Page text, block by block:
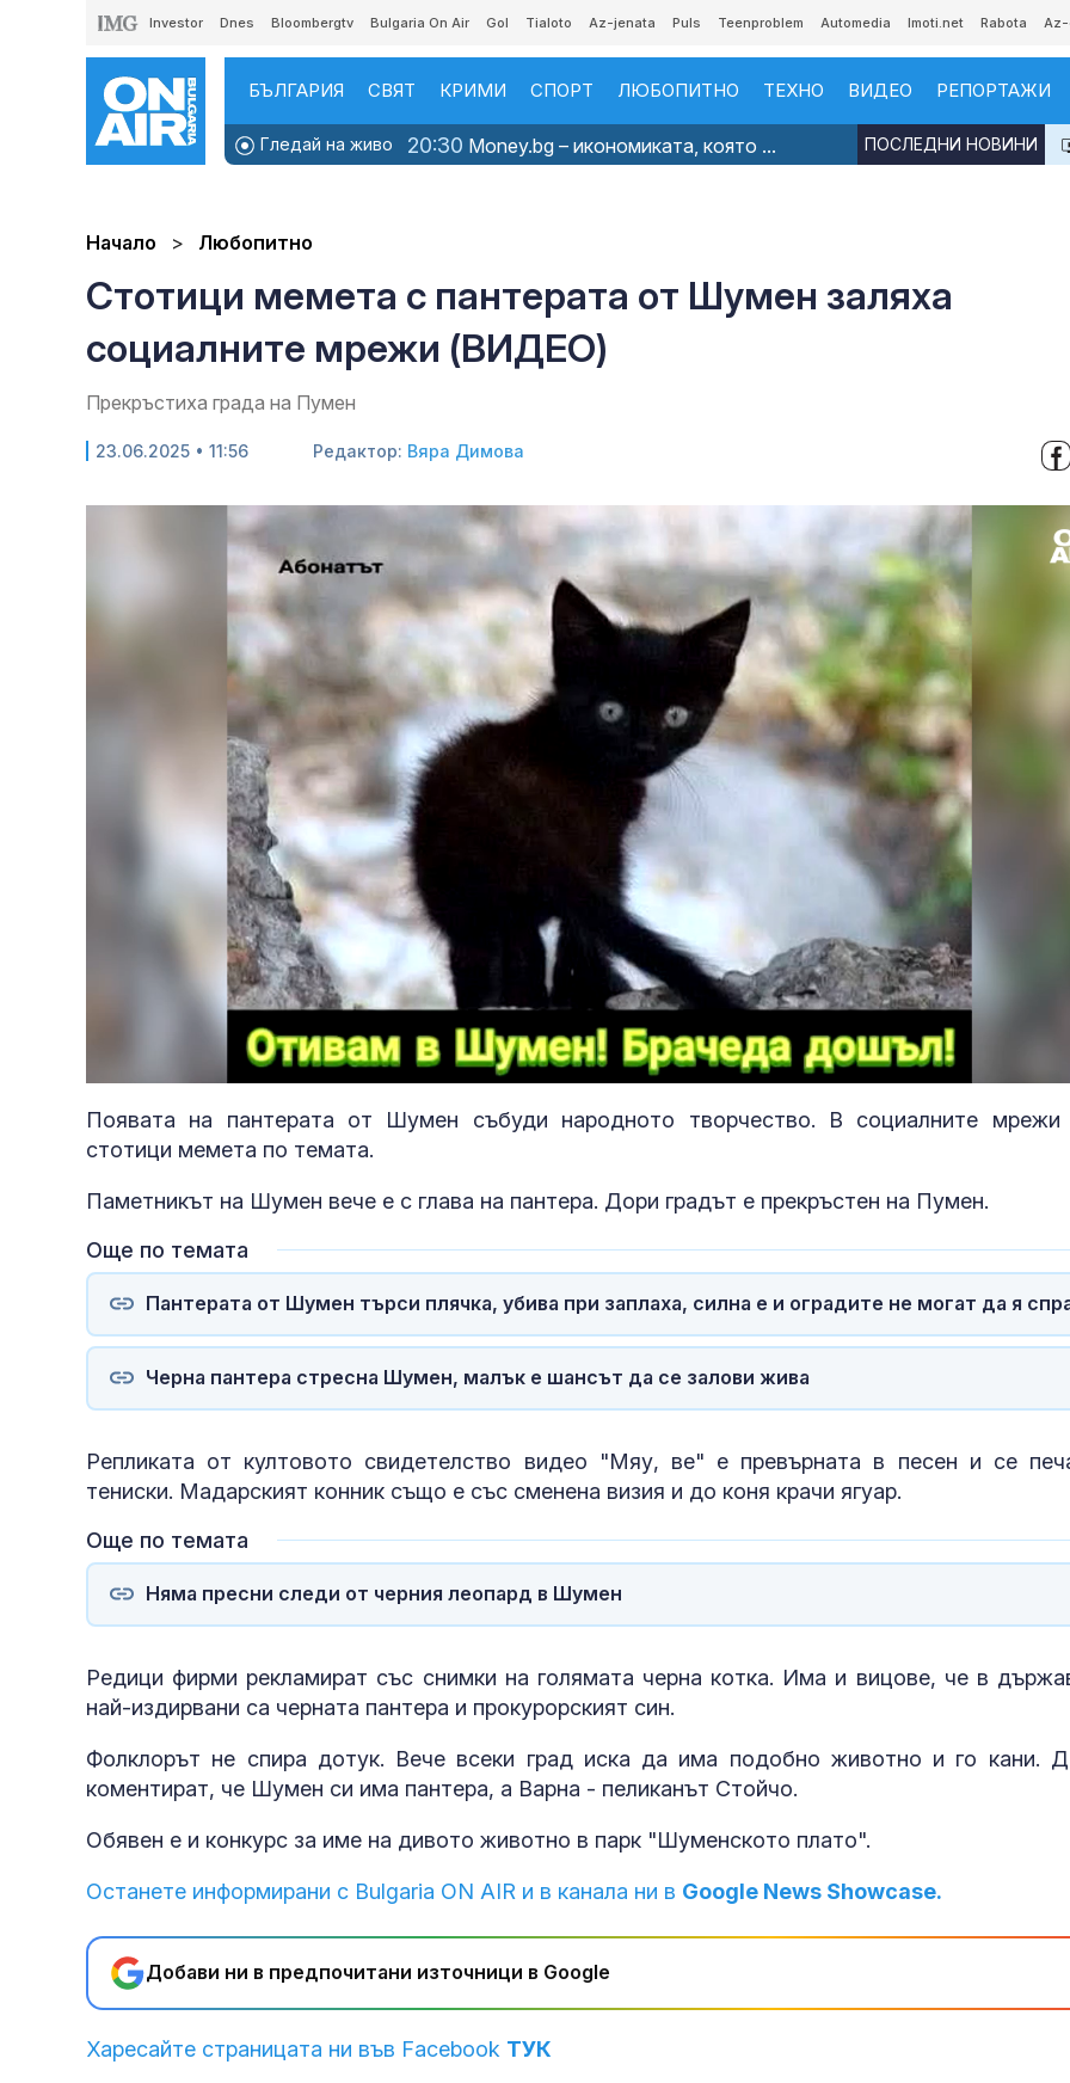
Investor Dnes Bloombergtv Bulgaria On Air Gol Tialoto Az-jenata Puls Teenproblem Automedia Imoti.net Rabota
БЪЛГАРИЯ СВЯТ КРИМИ СПОРТ ЛЮБОПИТНО ТЕХНО ВИДЕО РЕПОРТАЖИ
Гледай на живо 20:30 Money.bg – икономиката, която ... ПОСЛЕДНИ НОВИНИ
Начало Любопитно
Стотици мемета с пантерата от Шумен заляха
социалните мрежи (ВИДЕО)
Прекръстиха града на Пумен
23.06.2025 • 11:56 Редактор: Вяра Димова
Loaded:
Появата на пантерата от Шумен събуди народното творчество. В социалните
стотици мемета по темата.
Паметникът на Шумен вече е с глава на пантера. Дори градът е прекръстен на Пумен.
Още по темата
Пантерата от Шумен търси плячка, убива при заплаха, силна е и оградите не могат да я
Черна пантера стресна Шумен, малък е шансът да се залови жива
Репликата от култовото свидетелство видео "Мяу, ве" е превърната в песен и се
тениски. Мадарският конник също е със сменена визия и до коня крачи ягуар.
Още по темата
Няма пресни следи от черния леопард в Шумен
Редици фирми рекламират със снимки на голямата черна котка. Има и вицове, че в
най-издирвани са черната пантера и прокурорският син.
Фолклорът не спира дотук. Вече всеки град иска да има подобно животно и го кани.
коментират, че Шумен си има пантера, а Варна - пеликанът Стойчо.
Обявен е и конкурс за име на дивото животно в парк "Шуменското плато".
Останете информирани с Bulgaria ON AIR и в канала ни в Google News Showcase.
Добави ни в предпочитани източници в Google
Харесайте страницата ни във Facebook ТУК
Чуждестранни бойци
от 72 държави
зад Полярния кръг
дълголетие: 6
упражнения, които
всяка жена след 40
Михайлова да получи
достъп до адекватна
трябва ли да
бебета по